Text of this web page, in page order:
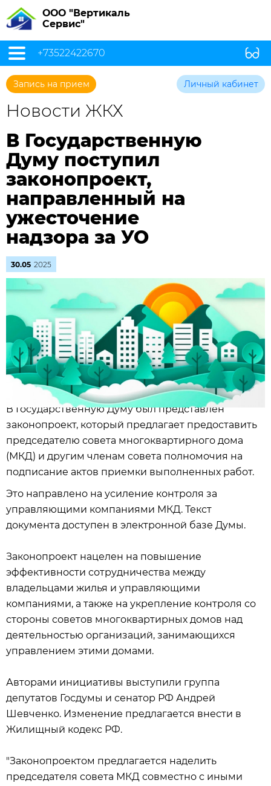
ООО "Вертикаль
Сервис"
+73522422670
Запись на прием Личный кабинет
Новости ЖКХ
В Государственную
Думу поступил
законопроект,
направленный на
ужесточение
надзора за УО
30.05 2025
В Государственную Думу был представлен
законопроект, который предлагает предоставить
председателю совета многоквартирного дома
(МКД) и другим членам совета полномочия на
подписание актов приемки выполненных работ.
Это направлено на усиление контроля за
управляющими компаниями МКД. Текст
документа доступен в электронной базе Думы.
Законопроект нацелен на повышение
эффективности сотрудничества между
владельцами жилья и управляющими
компаниями, а также на укрепление контроля со
стороны советов многоквартирных домов над
деятельностью организаций, занимающихся
управлением этими домами.
Авторами инициативы выступили группа
депутатов Госдумы и сенатор РФ Андрей
Шевченко. Изменение предлагается внести в
Жилищный кодекс РФ.
"Законопроектом предлагается наделить
председателя совета МКД совместно с иными